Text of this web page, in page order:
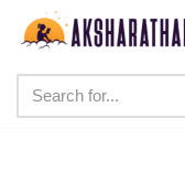
content